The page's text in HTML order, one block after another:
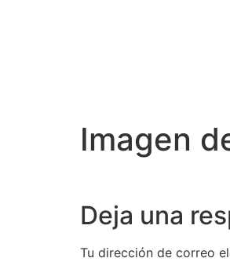
Imagen
Deja una
Tu dirección de correo